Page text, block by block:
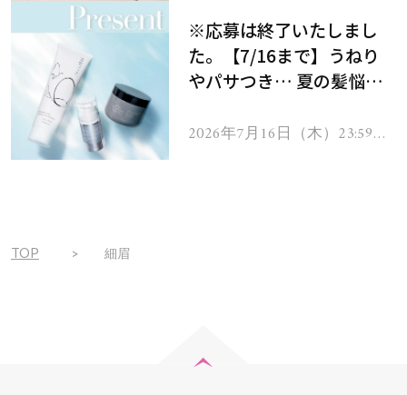
※応募は終了いたしまし
た。【7/16まで】うねり
やパサつき… 夏の髪悩み
ムを13名様にプレゼン
2026年7月16日（木）23:59ま
TOP 細眉